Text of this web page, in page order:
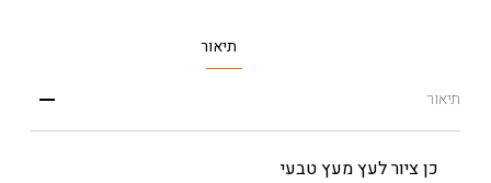
תיאור
תיאור
כן ציור לעץ מעץ טבעי